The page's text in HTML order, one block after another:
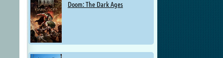
Doom: The Dark Ages